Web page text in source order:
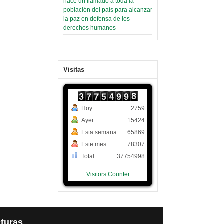
población del país para alcanzar
la paz en defensa de los
derechos humanos
Visitas
Hoy
Ayer
Esta semana
Este mes
Total
2759
15424
65869
78307
37754998
Visitors Counter